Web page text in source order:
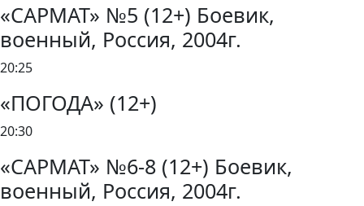
«САРМАТ» №5 (12+) Боевик,
военный, Россия, 2004г.
20:25
«ПОГОДА» (12+)
20:30
«САРМАТ» №6-8 (12+) Боевик,
военный, Россия, 2004г.